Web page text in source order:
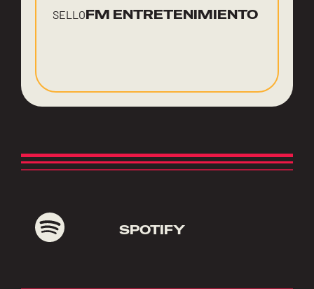
SELLOFM ENTRETENIMIENTO
SPOTIFY